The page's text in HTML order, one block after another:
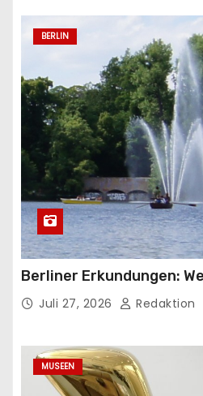
BERLIN
Berliner Erkundungen:
Juli 27, 2026 Redaktion
MUSEEN